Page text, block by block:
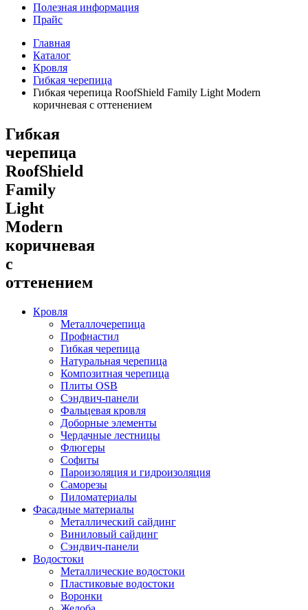
Полезная информация
Прайс
Главная
Каталог
Кровля
Гибкая черепица
Гибкая черепица RoofShield Family Light Modern
коричневая с оттенением
Гибкая
черепица
RoofShield
Family
Light
Modern
коричневая
с
оттенением
Кровля
Металлочерепица
Профнастил
Гибкая черепица
Натуральная черепица
Композитная черепица
Плиты OSB
Сэндвич-панели
Фальцевая кровля
Доборные элементы
Чердачные лестницы
Флюгеры
Софиты
Пароизоляция и гидроизоляция
Саморезы
Пиломатериалы
Фасадные материалы
Металлический сайдинг
Виниловый сайдинг
Сэндвич-панели
Водостоки
Металлические водостоки
Пластиковые водостоки
Воронки